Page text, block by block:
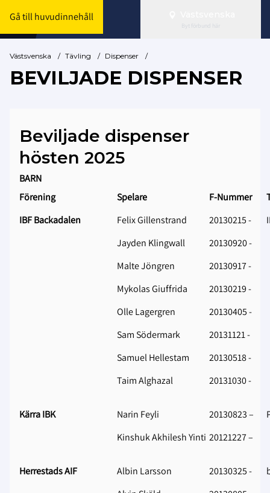
Gå till huvudinnehåll
Byt förbund här
Västsvenska / Tävling / Dispenser /
BEVILJADE DISPENSER
Beviljade dispenser
hösten 2025
BARN
Förening
Spelare F-Nummer
IBF Backadalen
Felix Gillenstrand 20130215 -
Jayden Klingwall
20130920 -
Malte Jöngren
20130917 -
Mykolas Giuffrida
20130219 -
Olle Lagergren
20130405 -
Sam Södermark
20131121 -
Samuel Hellestam
20130518 -
Taim Alghazal
20131030 -
Kärra IBK Narin Feyli 20130823 –
Kinshuk Akhilesh Yinti 20121227 –
Herrestads AIF Albin Larsson 20130325 -